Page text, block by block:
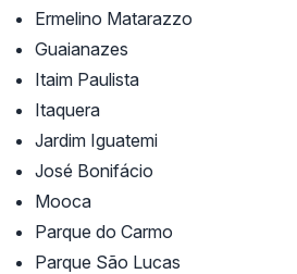
Ermelino Matarazzo
Guaianazes
Itaim Paulista
Itaquera
Jardim Iguatemi
José Bonifácio
Mooca
Parque do Carmo
Parque São Lucas